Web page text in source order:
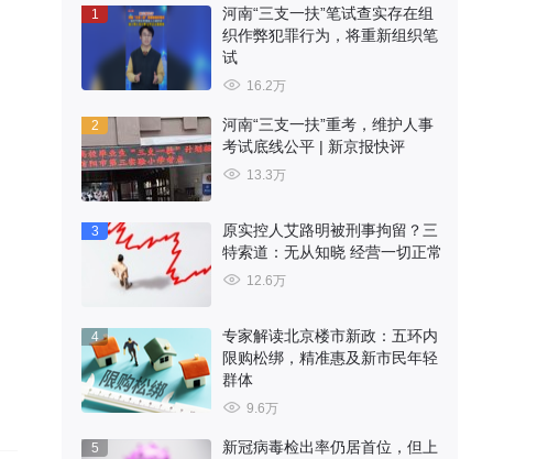
1
河南“三支一扶”笔试查实存在组
织作弊犯罪行为，将重新组织笔
试
16.2万
2
河南“三支一扶”重考，维护人事
考试底线公平 | 新京报快评
13.3万
3
原实控人艾路明被刑事拘留？三
特索道：无从知晓 经营一切正常
12.6万
4
专家解读北京楼市新政：五环内
限购松绑，精准惠及新市民年轻
群体
9.6万
5
新冠病毒检出率仍居首位，但上